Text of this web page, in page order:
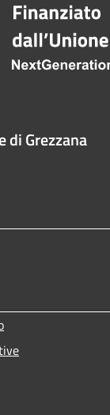
di Grezzana